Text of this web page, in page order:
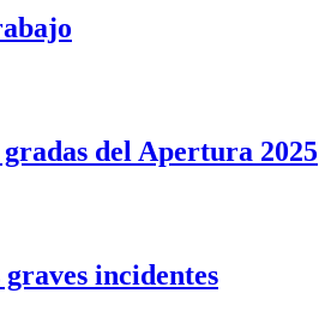
del Apertura 2025
incidentes